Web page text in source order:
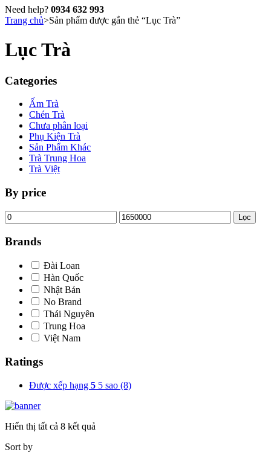
Need help? 0934 632 993
Trang chủ>Sản phẩm được gắn thẻ “Lục Trà”
Lục Trà
Categories
Ấm Trà
Chén Trà
Chưa phân loại
Phụ Kiện Trà
Sản Phẩm Khác
Trà Trung Hoa
Trà Việt
By price
Giá
tối
thiểu
Giá
tối
Lọc
Brands
Đài Loan
Hàn Quốc
Nhật Bản
No Brand
Thái Nguyên
Trung Hoa
Việt Nam
Ratings
Được xếp hạng 5 5 sao (8)
Hiển thị tất cả 8 kết quả
Sort by